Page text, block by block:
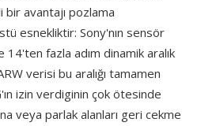
avantajı pozlama
esnekliktir: Sony'nın sensör
fazla adım dinamik aralık
verisi bu aralığı tamamen
izin verdiginin çok ötesinde
veya parlak alanları geri cekme